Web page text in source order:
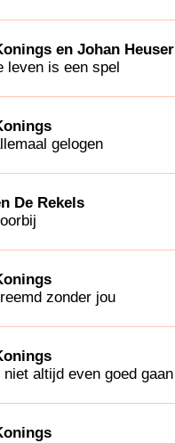
en Johan Heuser
leven is een spel
gelogen
De Rekels
zonder jou
niet altijd even goed gaan